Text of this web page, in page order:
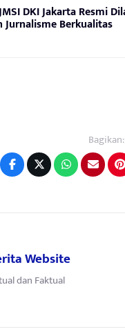
DKI Jakarta Resmi
Jurnalisme Berkualitas
Bagikan:
Website
dan Faktual